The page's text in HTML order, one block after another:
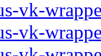
vk-
vk-